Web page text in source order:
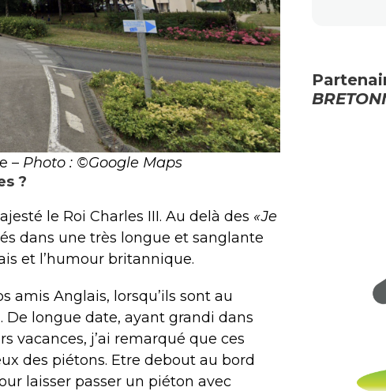
– Photo : ©Google Maps
?
le Roi Charles III. Au delà des «Je
dans une très longue et sanglante
et l’humour britannique.
amis Anglais, lorsqu’ils sont au
De longue date, ayant grandi dans
vacances, j’ai remarqué que ces
des piétons. Etre debout au bord
laisser passer un piéton avec